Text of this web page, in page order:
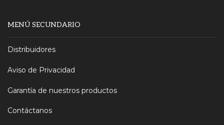
MENÚ SECUNDARIO
Distribuidores
Aviso de Privacidad
Garantía de nuestros productos
Contáctanos